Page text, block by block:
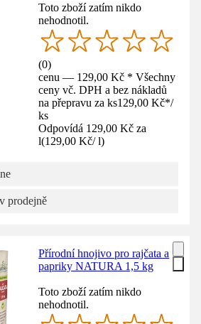
Toto zboží zatím nikdo
nehodnotil.
(0)
cenu — 129,00 Kč * Všechny
ceny vč. DPH a bez nákladů
na přepravu za ks129,00 Kč*/
ks
Odpovídá 129,00 Kč za
l(129,00 Kč/ l)
prodejně
Přírodní hnojivo pro rajčata a
papriky NATURA 1,5 kg
Toto zboží zatím nikdo
nehodnotil.